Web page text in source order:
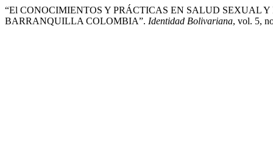
“El CONOCIMIENTOS Y PRÁCTICAS EN SALUD SEXUAL
BARRANQUILLA COLOMBIA”. Identidad Bolivariana, vol. 5,